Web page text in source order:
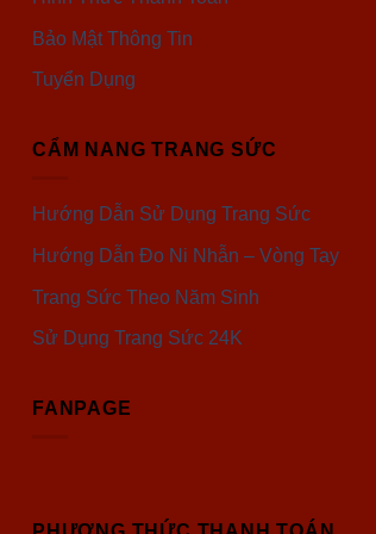
Bảo Mật Thông Tin
Tuyển Dụng
CẨM NANG TRANG SỨC
Hướng Dẫn Sử Dụng Trang Sức
Hướng Dẫn Đo Ni Nhẫn – Vòng Tay
Trang Sức Theo Năm Sinh
Sử Dụng Trang Sức 24K
FANPAGE